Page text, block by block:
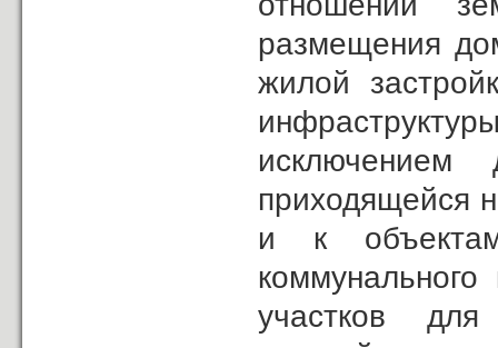
размещения
жилой
приходящейся
и к
участков для